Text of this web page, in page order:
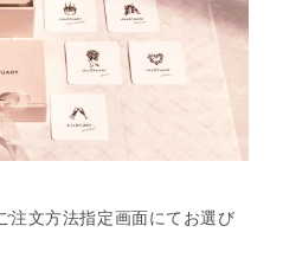
注文方法指定画面にてお選び